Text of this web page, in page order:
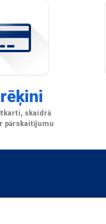
skaidrā
pārskaitījumu